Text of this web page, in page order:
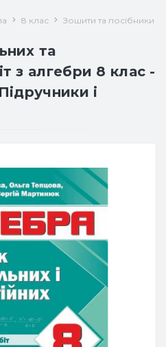
8 клас Зошити та посібники 8
та
з алгебри 8 клас -
і